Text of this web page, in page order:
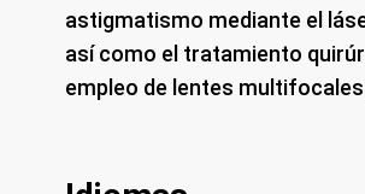
astigmatismo mediante el
así como el tratamiento
empleo de lentes